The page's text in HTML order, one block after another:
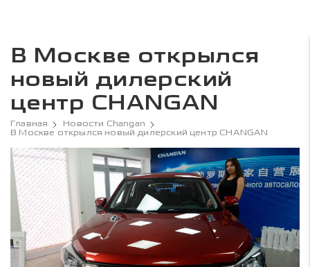
В Москве открылся
новый дилерский
центр CHANGAN
Главная
Новости Changan
В Москве открылся новый дилерский центр CHANGAN